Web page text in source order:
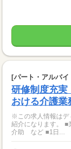
[パート・アルバイ
研修制度充実
おける介護
※この求人情報はデ
紹介になります。 ■
介助 など ■1日...